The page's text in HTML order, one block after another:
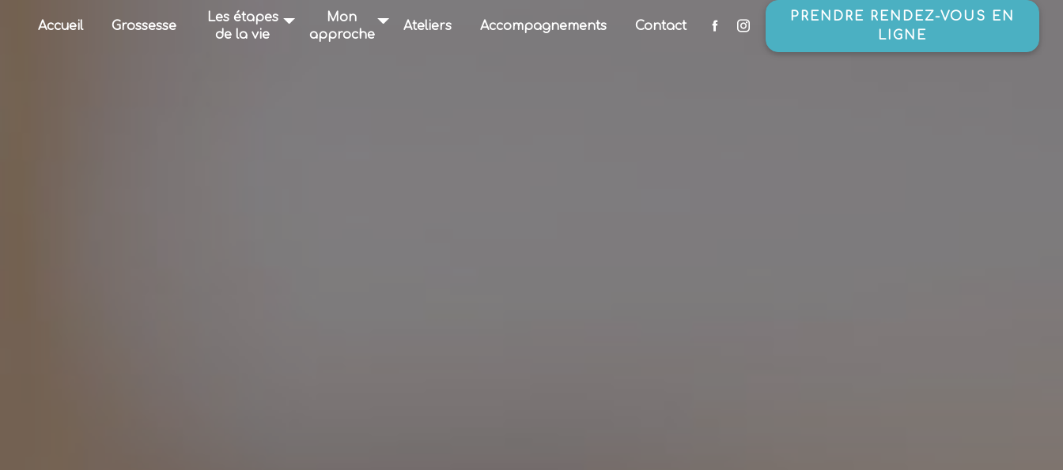
Accueil Grossesse
Les étapes
de la vie
Mon
approche
Ateliers Accompagnements Contact
PRENDRE RENDEZ-VOUS EN
LIGNE
Panneau de gestion des cookies